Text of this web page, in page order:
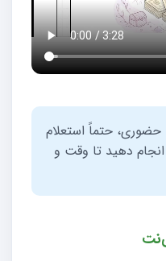
حضوری، حتماً استعلام
انجام دهید تا وقت و